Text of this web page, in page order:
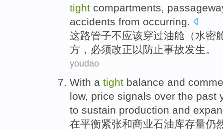
tight compartments,
accidents from occurring.
这路管子不应该穿过油舱 （水密
方 ， 必须改正以防止事故发生。
youdao
With a tight balance and
low, price signals over the past
to sustain production and
在平衡紧张和商业石油库存量仍